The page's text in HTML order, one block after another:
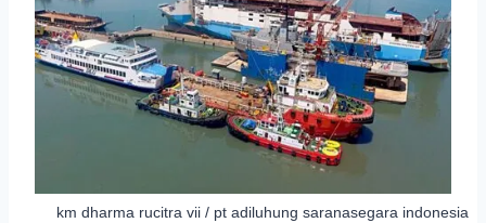
km dharma rucitra vii / pt adiluhung saranasegara indonesia